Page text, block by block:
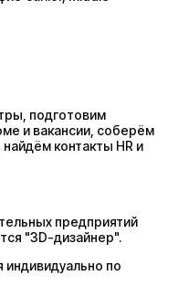
подготовим
и вакансии, соберём
контакты HR и
предприятий
"3D-дизайнер".
индивидуально по